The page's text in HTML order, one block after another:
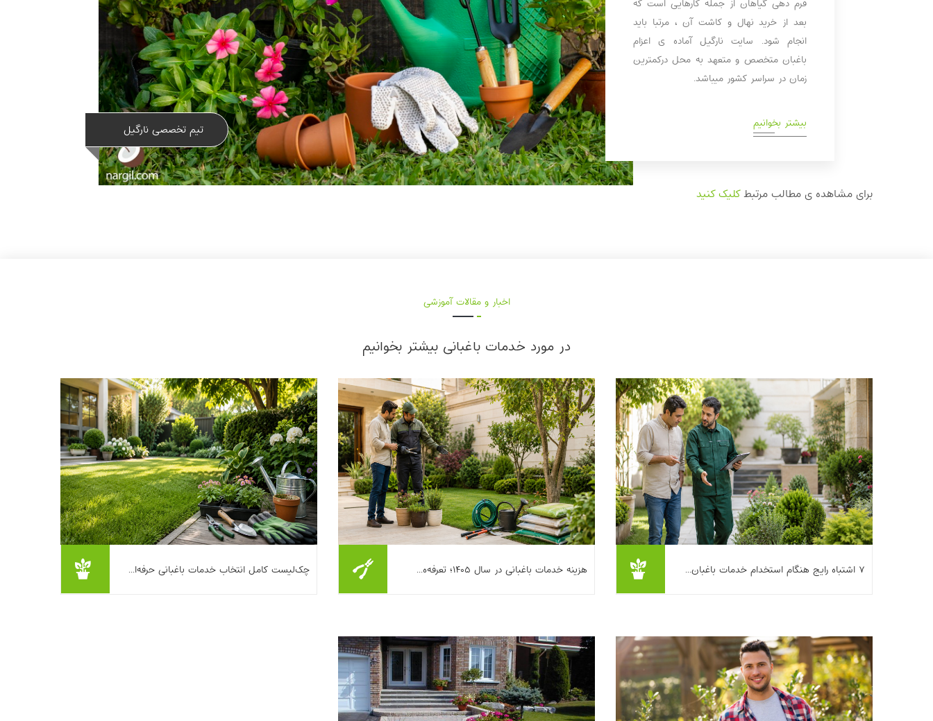
تیم تخصصی نارگیل
فرم دهی گیاهان از جمله کارهایی است که
بعد از خرید نهال و کاشت آن ، مرتبا باید
انجام شود. سایت نارگیل آماده ی اعزام
باغبان متخصص و متعهد به محل درکمترین
زمان در سراسر کشور میباشد.
بیشتر بخوانیم
برای مشاهده ی مطالب مرتبطکلیک کنید
اخبار و مقالات آموزشی
در مورد خدمات باغبانی بیشتر بخوانیم
روی تراس دارید، احتمالاً یک‌بار به این فکر
افتاده‌اید که کار را به یک متخصص بسپارید.
بیشتر بخوانیم ...
۷ اشتباه رایج هنگام استخدام خدمات باغبان...
اگر حیاط، باغچه یا فضای سبز کوچکی دارید،
احتمالا یک بار هم که شده موقع گرفتن قیمت از
باغبان یا شرکت فضای سبز با این سوال روبه‌رو
بیشتر بخوانیم ...
هزینه خدمات باغبانی در سال ۱۴۰۵؛ تعرفه‌ه...
انتخاب خدمات باغبانی برای حیاط و باغچه، شبیه
انتخاب یک «پزشک خانواده» برای فضای سبز
خانه است؛ اگر درست انتخاب کنید، گیاهان جان
چک‌لیست کامل انتخاب خدمات باغبانی حرفه‌ا...